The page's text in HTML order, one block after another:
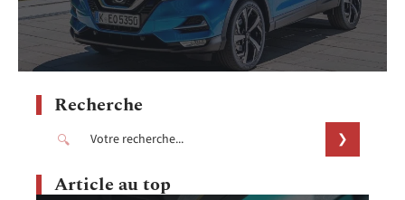
Recherche
Article au top